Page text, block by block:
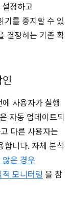
설정하고
기를 중지할 수 있
결정하는 기존 확
사용자가 실행
자동 업데이트되
다른 사용자는
합니다. 자체 분석
않은 경우
모니터링 을 참